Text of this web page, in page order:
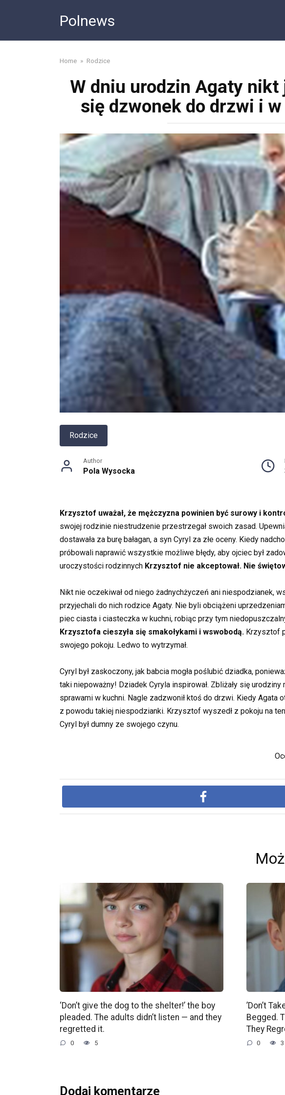
Polnews
Home » Rodzice
W dniu urodzin Agaty nikt
się dzwonek do drzwi i
Rodzice
Author
Pola Wysocka
Krzysztof uważał, że mężczyzna powinien być surowy i
swojej rodzinie niestrudzenie przestrzegał swoich zasad.
dostawała za burę bałagan, a syn Cyryl za złe oceny. Kiedy
próbowali naprawić wszystkie możliwe błędy, aby ojciec był
uroczystości rodzinnych Krzysztof nie akceptował. Nie
Nikt nie oczekiwał od niego żadnychżyczeń ani niespodzianek,
przyjechali do nich rodzice Agaty. Nie byli obciążeni
piec ciasta i ciasteczka w kuchni, robiąc przy tym
Krzysztofa cieszyła się smakołykami i wswobodą. Krzysztof
swojego pokoju. Ledwo to wytrzymał.
Cyryl był zaskoczony, jak babcia mogła poślubić dziadka,
taki niepoważny! Dziadek Cyryla inspirował. Zbliżały się urodziny
sprawami w kuchni. Nagle zadzwonił ktoś do drzwi. Kiedy Agata
z powodu takiej niespodzianki. Krzysztof wyszedł z pokoju na
Cyryl był dumny ze swojego czynu.
‘Don’t give the dog to the shelter!’ the boy
pleaded. The adults didn’t listen — and they
regretted it.
0 5
’Don’t
Begged.
They
0 3
Dodaj komentarze